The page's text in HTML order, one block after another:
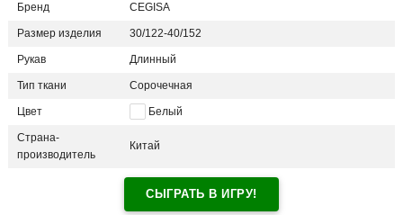
Бренд CEGISA
Размер изделия 30/122-40/152
Рукав Длинный
Тип ткани Сорочечная
Цвет Белый
Страна-
производитель
Китай
СЫГРАТЬ В ИГРУ!